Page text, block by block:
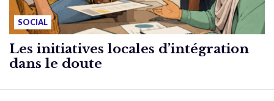
SOCIAL
Les initiatives locales d’intégration
dans le doute